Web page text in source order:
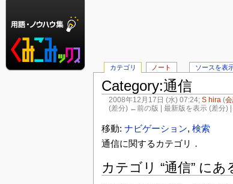
Category:通信
2008年12月17日 (水) 07:24; S hira(
(差分) ←前の版 | 最新版を表示 (差分)
移動: ナビゲーション, 検索
通信に関するカテゴリ．
カテゴリ “通信” にあ
カテゴリ ノート ソースを表